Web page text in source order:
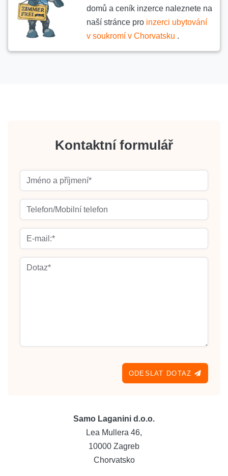
domů a ceník inzerce naleznete na
naší stránce pro inzerci ubytování
v soukromí v Chorvatsku .
Kontaktní formulář
Jméno a příjmení
Telefon/Mobilní telefon
E-mail
Dotaz
ODESLAT DOTAZ
Samo Laganini d.o.o.
Lea Mullera 46,
10000 Zagreb
Chorvatsko